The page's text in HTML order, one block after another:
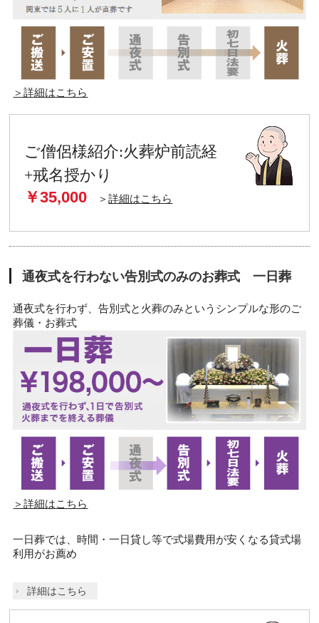
＞詳細はこちら
ご僧侶様紹介:火葬炉前読経
+戒名授かり
￥35,000 ＞詳細はこちら
通夜式を行わない告別式のみのお葬式 一日葬
通夜式を行わず、告別式と火葬のみというシンプルな形のご
葬儀・お葬式
＞詳細はこちら
一日葬では、時間・一日貸し等で式場費用が安くなる貸式場
利用がお薦め
詳細はこちら